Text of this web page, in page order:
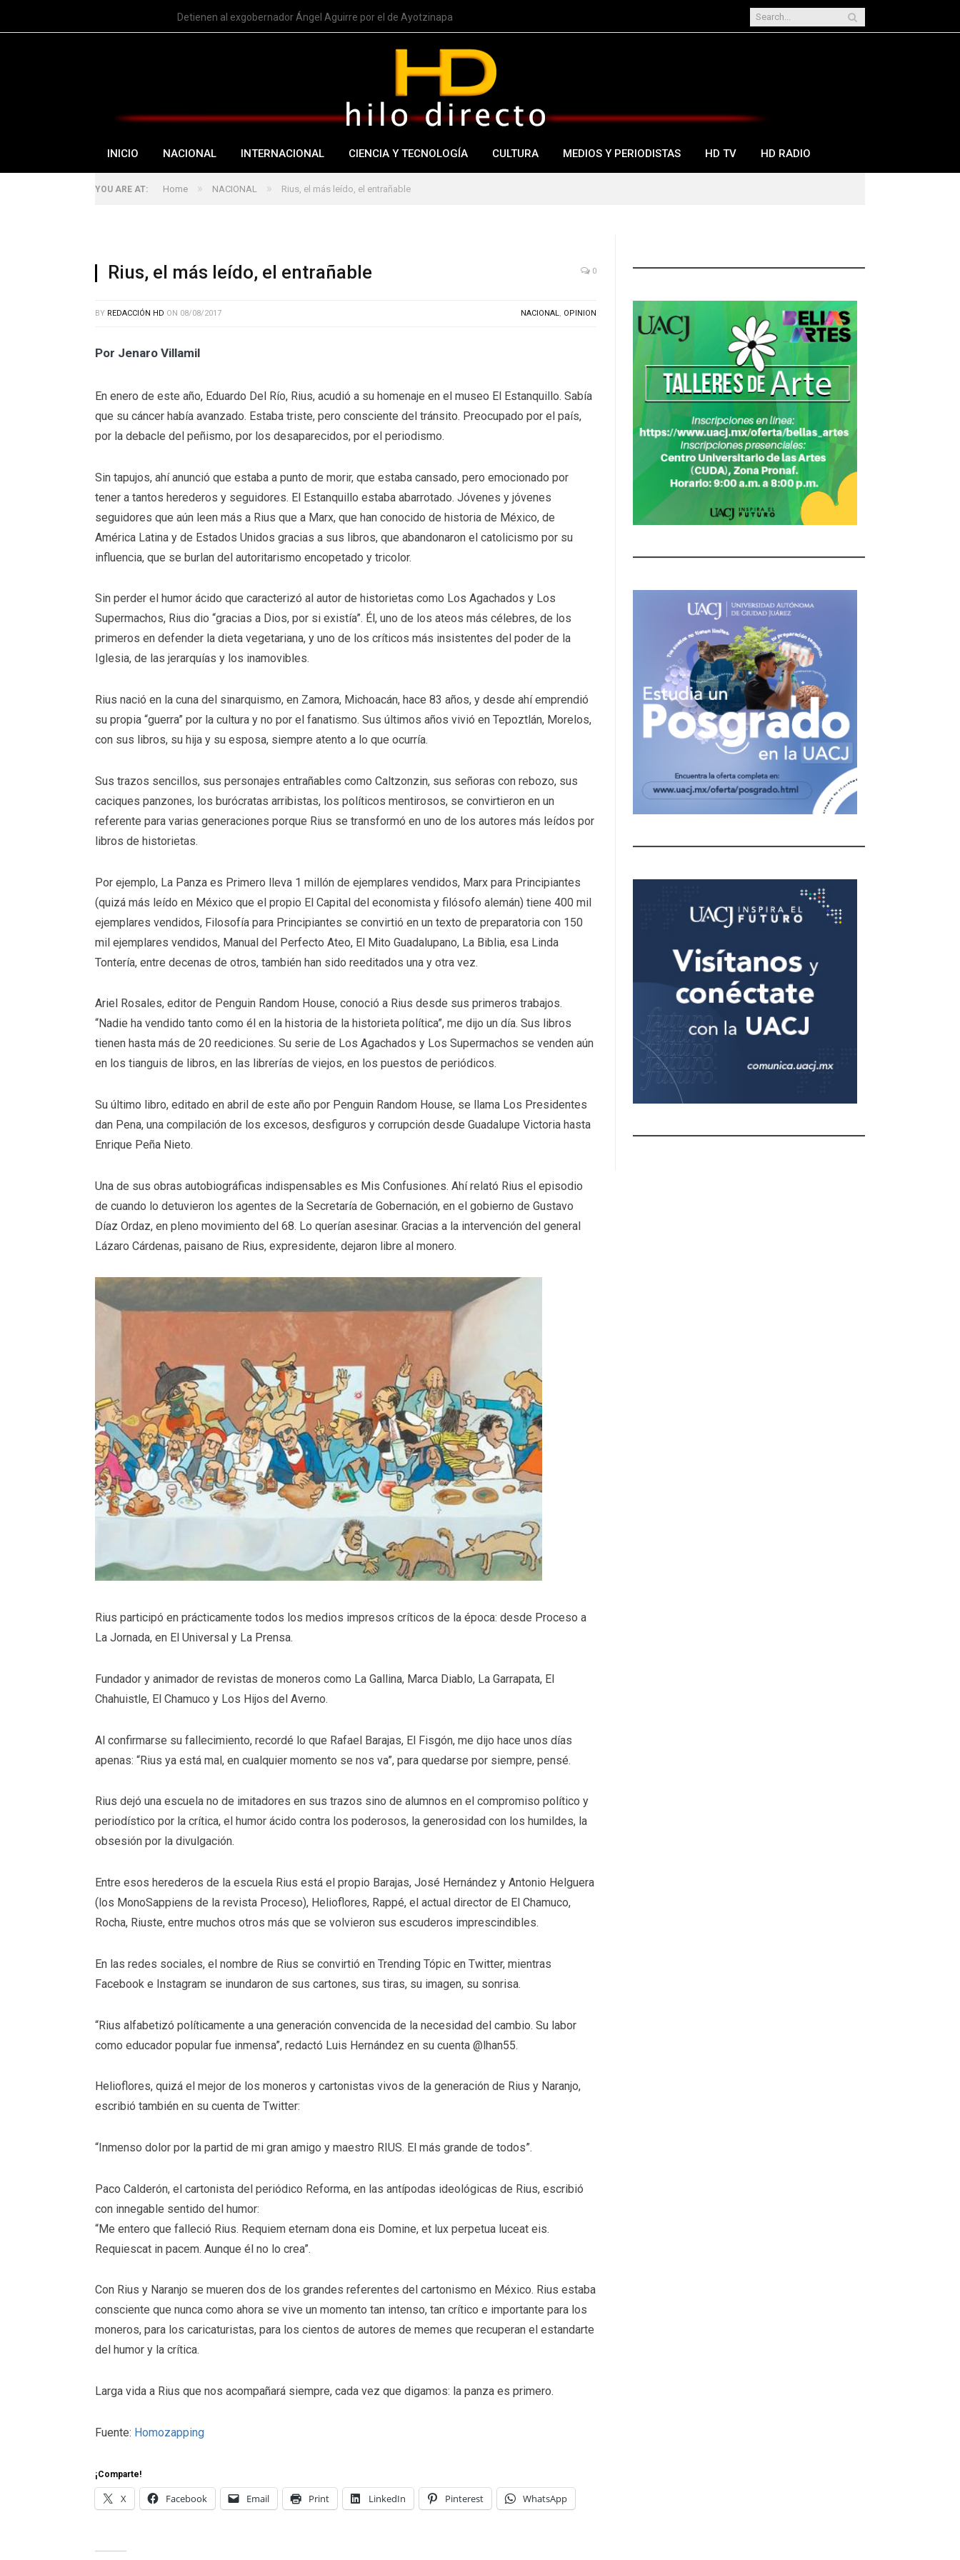
Detienen al exgobernador Ángel Aguirre por el de Ayotzinapa
INICIO NACIONAL INTERNACIONAL CIENCIA Y TECNOLOGÍA CULTURA MEDIOS Y PERIODISTAS HD TV HD RADIO
YOU ARE AT: Home » NACIONAL » Rius, el más leído, el entrañable
Rius, el más leído, el entrañable 0
BY REDACCIÓN HD ON 08/08/2017 NACIONAL, OPINION
Por Jenaro Villamil
En enero de este año, Eduardo Del Río, Rius, acudió a su homenaje en el museo El Estanquillo. Sabía
que su cáncer había avanzado. Estaba triste, pero consciente del tránsito. Preocupado por el país,
por la debacle del peñismo, por los desaparecidos, por el periodismo.
Sin tapujos, ahí anunció que estaba a punto de morir, que estaba cansado, pero emocionado por
tener a tantos herederos y seguidores. El Estanquillo estaba abarrotado. Jóvenes y jóvenes
seguidores que aún leen más a Rius que a Marx, que han conocido de historia de México, de
América Latina y de Estados Unidos gracias a sus libros, que abandonaron el catolicismo por su
influencia, que se burlan del autoritarismo encopetado y tricolor.
Sin perder el humor ácido que caracterizó al autor de historietas como Los Agachados y Los
Supermachos, Rius dio “gracias a Dios, por si existía”. Él, uno de los ateos más célebres, de los
primeros en defender la dieta vegetariana, y uno de los críticos más insistentes del poder de la
Iglesia, de las jerarquías y los inamovibles.
Rius nació en la cuna del sinarquismo, en Zamora, Michoacán, hace 83 años, y desde ahí emprendió
su propia “guerra” por la cultura y no por el fanatismo. Sus últimos años vivió en Tepoztlán, Morelos,
con sus libros, su hija y su esposa, siempre atento a lo que ocurría.
Sus trazos sencillos, sus personajes entrañables como Caltzonzin, sus señoras con rebozo, sus
caciques panzones, los burócratas arribistas, los políticos mentirosos, se convirtieron en un
referente para varias generaciones porque Rius se transformó en uno de los autores más leídos por
libros de historietas.
Por ejemplo, La Panza es Primero lleva 1 millón de ejemplares vendidos, Marx para Principiantes
(quizá más leído en México que el propio El Capital del economista y filósofo alemán) tiene 400 mil
ejemplares vendidos, Filosofía para Principiantes se convirtió en un texto de preparatoria con 150
mil ejemplares vendidos, Manual del Perfecto Ateo, El Mito Guadalupano, La Biblia, esa Linda
Tontería, entre decenas de otros, también han sido reeditados una y otra vez.
Ariel Rosales, editor de Penguin Random House, conoció a Rius desde sus primeros trabajos.
“Nadie ha vendido tanto como él en la historia de la historieta política”, me dijo un día. Sus libros
tienen hasta más de 20 reediciones. Su serie de Los Agachados y Los Supermachos se venden aún
en los tianguis de libros, en las librerías de viejos, en los puestos de periódicos.
Su último libro, editado en abril de este año por Penguin Random House, se llama Los Presidentes
dan Pena, una compilación de los excesos, desfiguros y corrupción desde Guadalupe Victoria hasta
Enrique Peña Nieto.
Una de sus obras autobiográficas indispensables es Mis Confusiones. Ahí relató Rius el episodio
de cuando lo detuvieron los agentes de la Secretaría de Gobernación, en el gobierno de Gustavo
Díaz Ordaz, en pleno movimiento del 68. Lo querían asesinar. Gracias a la intervención del general
Lázaro Cárdenas, paisano de Rius, expresidente, dejaron libre al monero.
Rius participó en prácticamente todos los medios impresos críticos de la época: desde Proceso a
La Jornada, en El Universal y La Prensa.
Fundador y animador de revistas de moneros como La Gallina, Marca Diablo, La Garrapata, El
Chahuistle, El Chamuco y Los Hijos del Averno.
Al confirmarse su fallecimiento, recordé lo que Rafael Barajas, El Fisgón, me dijo hace unos días
apenas: “Rius ya está mal, en cualquier momento se nos va”, para quedarse por siempre, pensé.
Rius dejó una escuela no de imitadores en sus trazos sino de alumnos en el compromiso político y
periodístico por la crítica, el humor ácido contra los poderosos, la generosidad con los humildes, la
obsesión por la divulgación.
Entre esos herederos de la escuela Rius está el propio Barajas, José Hernández y Antonio Helguera
(los MonoSappiens de la revista Proceso), Helioflores, Rappé, el actual director de El Chamuco,
Rocha, Riuste, entre muchos otros más que se volvieron sus escuderos imprescindibles.
En las redes sociales, el nombre de Rius se convirtió en Trending Tópic en Twitter, mientras
Facebook e Instagram se inundaron de sus cartones, sus tiras, su imagen, su sonrisa.
“Rius alfabetizó políticamente a una generación convencida de la necesidad del cambio. Su labor
como educador popular fue inmensa”, redactó Luis Hernández en su cuenta @lhan55.
Helioflores, quizá el mejor de los moneros y cartonistas vivos de la generación de Rius y Naranjo,
escribió también en su cuenta de Twitter:
“Inmenso dolor por la partid de mi gran amigo y maestro RIUS. El más grande de todos”.
Paco Calderón, el cartonista del periódico Reforma, en las antípodas ideológicas de Rius, escribió
con innegable sentido del humor:
“Me entero que falleció Rius. Requiem eternam dona eis Domine, et lux perpetua luceat eis.
Requiescat in pacem. Aunque él no lo crea”.
Con Rius y Naranjo se mueren dos de los grandes referentes del cartonismo en México. Rius estaba
consciente que nunca como ahora se vive un momento tan intenso, tan crítico e importante para los
moneros, para los caricaturistas, para los cientos de autores de memes que recuperan el estandarte
del humor y la crítica.
Larga vida a Rius que nos acompañará siempre, cada vez que digamos: la panza es primero.
Fuente: Homozapping
¡Comparte!
X Facebook Email Print LinkedIn Pinterest WhatsApp